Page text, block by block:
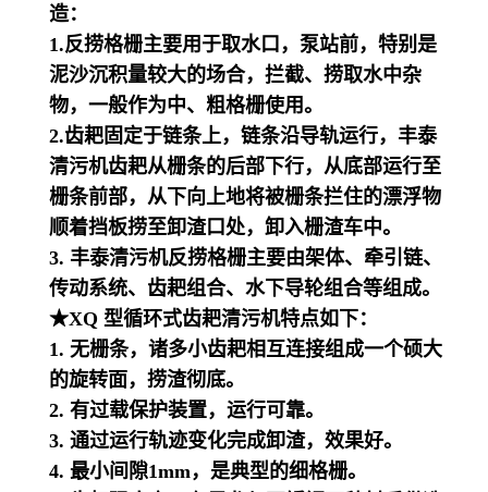
造：
1.反捞格栅主要用于取水口，泵站前，特别是
泥沙沉积量较大的场合，拦截、捞取水中杂
物，一般作为中、粗格栅使用。
2.齿耙固定于链条上，链条沿导轨运行，丰泰
清污机齿耙从栅条的后部下行，从底部运行至
栅条前部，从下向上地将被栅条拦住的漂浮物
顺着挡板捞至卸渣口处，卸入栅渣车中。
3. 丰泰清污机反捞格栅主要由架体、牵引链、
传动系统、齿耙组合、水下导轮组合等组成。
★XQ 型循环式齿耙清污机特点如下：
1. 无栅条，诸多小齿耙相互连接组成一个硕大
的旋转面，捞渣彻底。
2. 有过载保护装置，运行可靠。
3. 通过运行轨迹变化完成卸渣，效果好。
4. 最小间隙1mm，是典型的细格栅。